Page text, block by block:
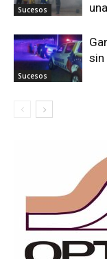
Sucesos
Sucesos
sin